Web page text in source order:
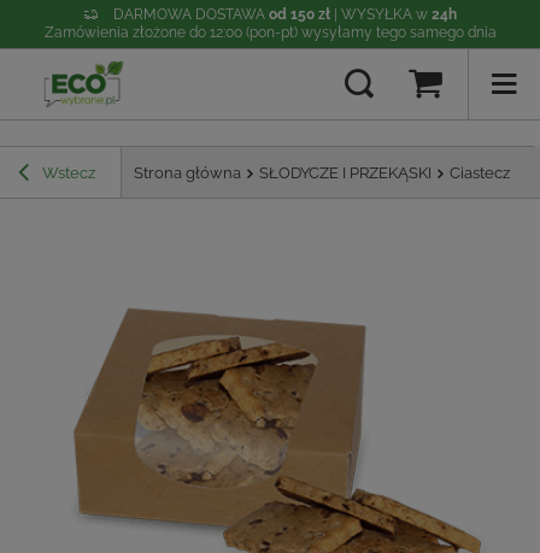
DARMOWA DOSTAWA od 150 zł | WYSYŁKA w 24h
Zamówienia złożone do 12:00 (pon-pt) wysyłamy tego samego dnia
Wstecz Strona główna SŁODYCZE I PRZEKĄSKI Ciasteczka